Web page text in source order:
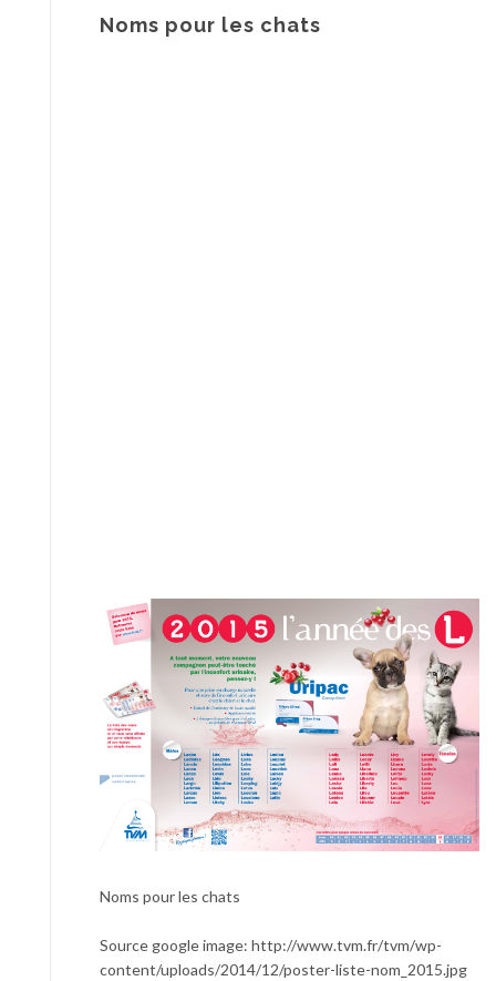
Noms pour les chats
Noms pour les chats
Source google image: http://www.tvm.fr/tvm/wp-
content/uploads/2014/12/poster-liste-nom_2015.jpg